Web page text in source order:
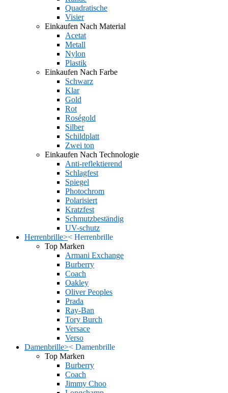
Quadratische
Visier
Einkaufen Nach Material
Acetat
Metall
Nylon
Plastik
Einkaufen Nach Farbe
Schwarz
Klar
Gold
Rot
Roségold
Silber
Schildplatt
Zwei ton
Einkaufen Nach Technologie
Anti-reflektierend
Schlagfest
Spiegel
Photochrom
Polarisiert
Kratzfest
Schmutzbeständig
UV-schutz
Herrenbrille>< Herrenbrille
Top Marken
Armani Exchange
Burberry
Coach
Oakley
Oliver Peoples
Prada
Ray-Ban
Tory Burch
Versace
Verso
Damenbrille>< Damenbrille
Top Marken
Burberry
Coach
Jimmy Choo